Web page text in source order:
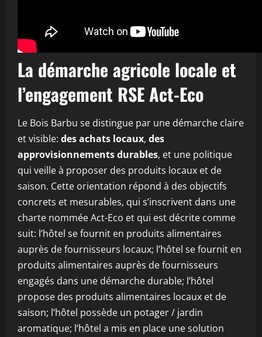
La démarche agricole locale et
l’engagement RSE Act-Eco
Le Bois Barbu se distingue par une démarche claire
et visible: des achats locaux, des
approvisionnements durables, et une politique
qui veille à proposer des produits locaux et de
saison. Cette orientation répond à des objectifs
concrets et mesurables, qui s’inscrivent dans une
charte nommée Act-Eco et qui est décrite comme
suit: l’hôtel se fournit en produits alimentaires
auprès de fournisseurs locaux; l’hôtel se fournit en
produits alimentaires auprès de fournisseurs
engagés dans une démarche durable; l’hôtel
propose des produits alimentaires locaux et de
saison; l’hôtel possède un potager / jardin
aromatique; l’hôtel a mis en place une solution